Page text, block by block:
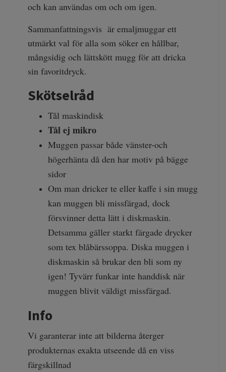
och kan användas om och om igen.
Sammanfattningsvis är emaljmuggar ett
utmärkt val för alla som söker en hållbar,
mångsidig och lättskött mugg för att dricka
sin favoritdryck.
Skötselråd
Tål maskindisk
Tål ej mikro
Muggen passar både vänster-och
högerhänta då den har motiv på bägge
sidor
Om man dricker te eller kaffe i sin mugg
kan muggen bli missfärgad, dock
försvinner detta lätt i diskmaskin.
Detsamma gäller starkt färgade drycker
som tex blåbärssoppa. Diska muggen i
diskmaskin så brukar den bli som ny
igen! Tyvärr funkar inte handdisk när
muggen blivit väldigt missfärgad.
Info
Vi garanterar inte att bilderna återger
produkternas exakta utseende då en viss
färgskillnad